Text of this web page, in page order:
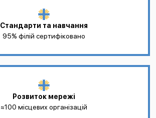
Стандарти та навчання
95% філій сертифіковано
Розвиток мережі
≈100 місцевих організацій